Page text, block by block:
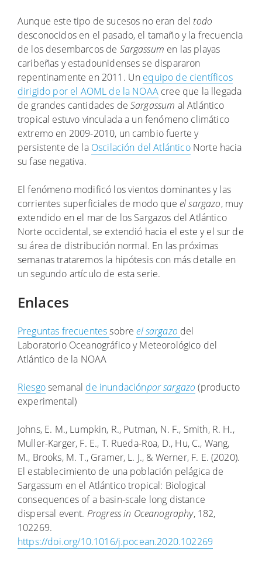
Aunque este tipo de sucesos no eran del todo
desconocidos en el pasado, el tamaño y la frecuencia
de los desembarcos de Sargassum en las playas
caribeñas y estadounidenses se dispararon
repentinamente en 2011. Un equipo de científicos
dirigido por el AOML de la NOAAcree que la llegada
de grandes cantidades deSargassum al Atlántico
tropical estuvo vinculada a un fenómeno climático
extremo en 2009-2010, un cambio fuerte y
persistente de la Oscilación del AtlánticoNorte hacia
su fase negativa.
El fenómeno modificó los vientos dominantes y las
corrientes superficiales de modo que el sargazo, muy
extendido en el mar de los Sargazos del Atlántico
Norte occidental, se extendió hacia el este y el sur de
su área de distribución normal. En las próximas
semanas trataremos la hipótesis con más detalle en
un segundo artículo de esta serie.
Enlaces
Preguntas frecuentessobreel sargazo del
Laboratorio Oceanográfico y Meteorológico del
Atlántico de la NOAA
Riesgosemanal de inundaciónpor sargazo (producto
experimental)
Johns, E. M., Lumpkin, R., Putman, N. F., Smith, R. H.,
Muller-Karger, F. E., T. Rueda-Roa, D., Hu, C., Wang,
M., Brooks, M. T., Gramer, L. J., & Werner, F. E. (2020).
El establecimiento de una población pelágica de
Sargassum en el Atlántico tropical: Biological
consequences of a basin-scale long distance
dispersal event. Progress in Oceanography, 182,
102269.
https://doi.org/10.1016/j.pocean.2020.102269